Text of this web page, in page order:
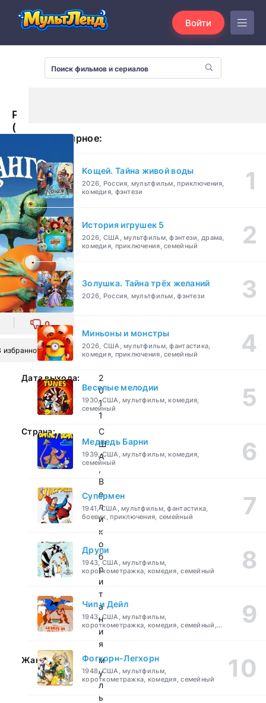
Войти
Ранго
(2011)
0
избранное
Дата выхода:
2
0
1
1
Страна:
С
Ш
А
,
В
е
л
и
к
о
б
р
и
т
а
н
и
я
Жанр:
м
у
л
ь
Популярное:
Кощей. Тайна живой воды
2026, Россия, мультфильм, приключения,
комедия, фэнтези
История игрушек 5
2026, США, мультфильм, фэнтези, драма,
комедия, приключения, семейный
Золушка. Тайна трёх желаний
2026, Россия, мультфильм, фэнтези
Миньоны и монстры
2026, США, мультфильм, фантастика,
комедия, приключения, семейный
Веселые мелодии
1930, США, мультфильм, комедия,
семейный
Медведь Барни
1939, США, мультфильм, комедия,
семейный
Супермен
1941, США, мультфильм, фантастика,
боевик, приключения, семейный
Друпи
1943, США, мультфильм,
короткометражка, комедия, семейный
Чип и Дейл
1943, США, мультфильм,
короткометражка, комедия, семейный,
детский
Фогхорн-Легхорн
1948, США, мультфильм,
короткометражка, комедия, семейный